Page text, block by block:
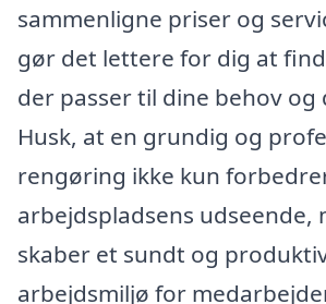
sammenligne priser og
gør det lettere for dig at
der passer til dine behov og
Husk, at en grundig og
rengøring ikke kun
arbejdspladsens udseende,
skaber et sundt og
arbejdsmiljø for